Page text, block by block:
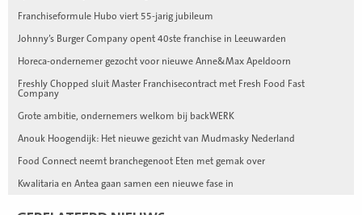
Franchiseformule Hubo viert 55-jarig jubileum
Johnny’s Burger Company opent 40ste franchise in Leeuwarden
Horeca-ondernemer gezocht voor nieuwe Anne&Max Apeldoorn
Freshly Chopped sluit Master Franchisecontract met Fresh Food Fast
Company
Grote ambitie, ondernemers welkom bij backWERK
Anouk Hoogendijk: Het nieuwe gezicht van Mudmasky Nederland
Food Connect neemt branchegenoot Eten met gemak over
Kwalitaria en Antea gaan samen een nieuwe fase in